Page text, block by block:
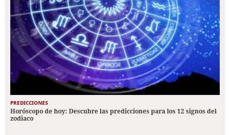
PREDICCIONES
Horóscopo de hoy: Descubre las predicciones para los 12 signos del
zodiaco